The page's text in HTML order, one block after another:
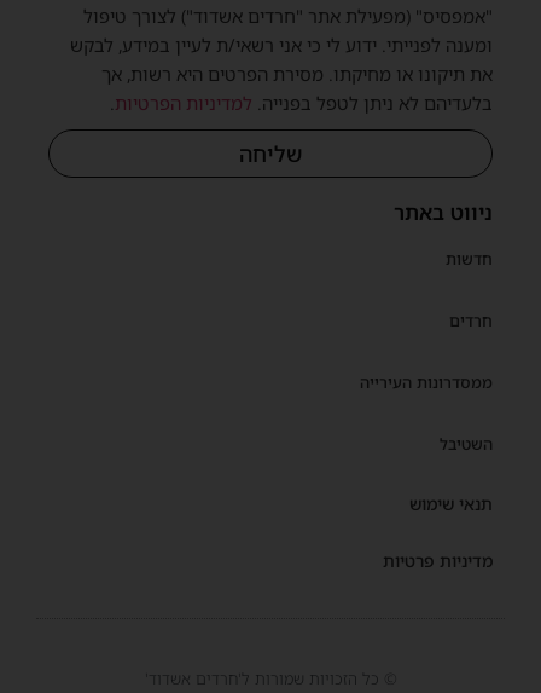
ניווט באתר
חדשות
חרדים
ממסדרונות העירייה
השטיבל
תנאי שימוש
מדיניות פרטיות
"אמפסיס" (מפעילת אתר "חרדים אשדוד") לצורך טיפול
ומענה לפנייתי. ידוע לי כי אני רשאי/ת לעיין במידע, לבקש
את תיקונו או מחיקתו. מסירת הפרטים היא רשות, אך
בלעדיהם לא ניתן לטפל בפנייה. למדיניות הפרטיות
שליחה
© כל הזכויות שמורות ל'חרדים אשדוד'